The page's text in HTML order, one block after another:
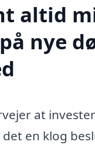
altid
nye
at
det en klog